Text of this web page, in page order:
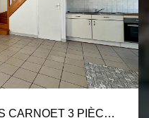
APPARTEMENT CLOHARS CARNOET 3 PIÈCE(S) 51.90 M2